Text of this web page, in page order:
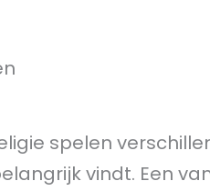
spelen
vindt. Een